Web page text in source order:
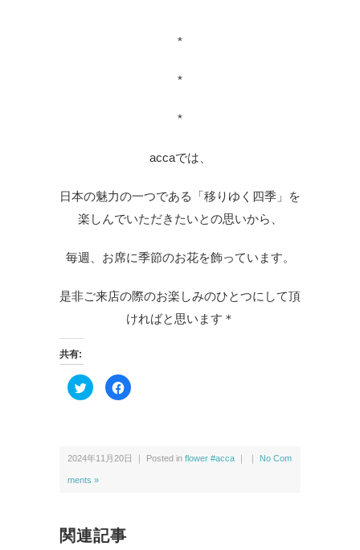
*
*
*
accaでは、
日本の魅力の一つである「移りゆく四季」を
楽しんでいただきたいとの思いから、
毎週、お席に季節のお花を飾っています。
是非ご来店の際のお楽しみのひとつにして頂
ければと思います＊
共有:
ク
リ
w
i
t
有
(新
F
a
k
で
ク
リ
2024年11月20日 ｜ Posted in flower #acca ｜ ｜ No Com
ments »
関連記事